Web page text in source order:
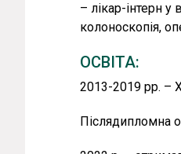
рівень,
професійного
До кожного з
лише є
– лікар-інтерн у
колоноскопія,
ОСВІТА:
2013-2019 рр. –
Післядипломна